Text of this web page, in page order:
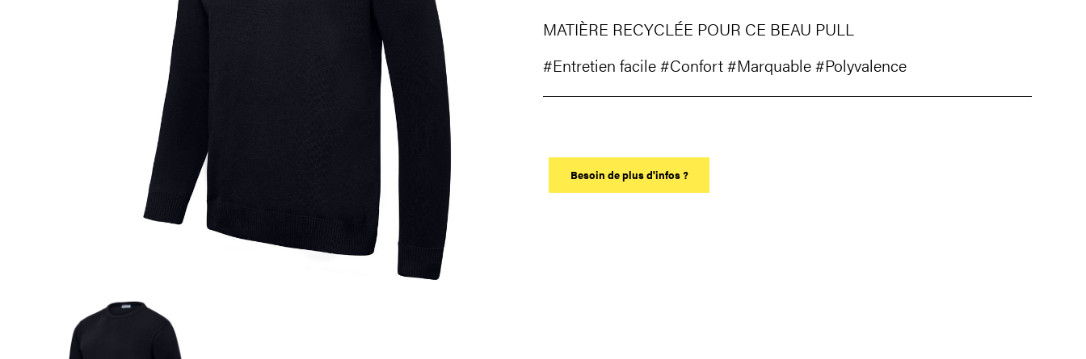
MATIÈRE RECYCLÉE POUR CE BEAU PULL
#Entretien facile#Confort#Marquable#Polyvalence
Besoin de plus d'infos ?